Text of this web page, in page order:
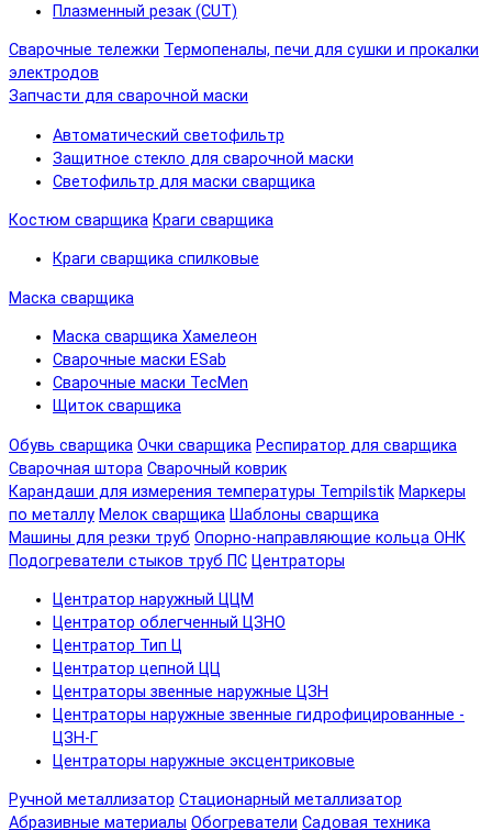
Плазменный резак (CUT)
Сварочные тележки Термопеналы, печи для сушки и прокалки
электродов
Запчасти для сварочной маски
Автоматический светофильтр
Защитное стекло для сварочной маски
Светофильтр для маски сварщика
Костюм сварщика Краги сварщика
Краги сварщика спилковые
Маска сварщика
Маска сварщика Хамелеон
Сварочные маски ESab
Сварочные маски TecMen
Щиток сварщика
Обувь сварщика Очки сварщика Респиратор для сварщика
Сварочная штора Сварочный коврик
Карандаши для измерения температуры Tempilstik Маркеры
по металлу Мелок сварщика Шаблоны сварщика
Машины для резки труб Опорно-направляющие кольца ОНК
Подогреватели стыков труб ПС Центраторы
Центратор наружный ЦЦМ
Центратор облегченный ЦЗНО
Центратор Тип Ц
Центратор цепной ЦЦ
Центраторы звенные наружные ЦЗН
Центраторы наружные звенные гидрофицированные -
ЦЗН-Г
Центраторы наружные эксцентриковые
Ручной металлизатор Стационарный металлизатор
Абразивные материалы Обогреватели Садовая техника